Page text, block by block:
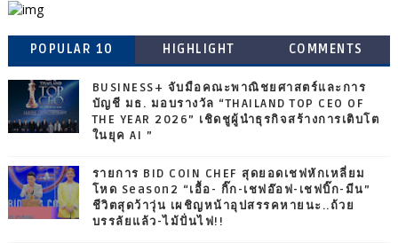
POPULAR 10 HIGHLIGHT COMMENTS
BUSINESS+ จับมือคณะพาณิชยศาสตร์และการ
บัญชี มธ. มอบรางวัล “THAILAND TOP CEO OF
THE YEAR 2026” เชิดชูผู้นำธุรกิจสร้างการเติบโต
ในยุค AI ”
รายการ BID COIN CHEF สุดยอดเชฟหักเหลี่ยม
โหด Season2 “เอื้อ- กิ๊ก-เชฟอ๊อฟ-เชฟบิ๊ก-มีน”
ชีวิตสุดว้าวุ่น เผชิญหน้าอุปสรรคหายนะ..ถ้วย
บรรลัยแล้ว-ไม้ปั่นไฟ!!